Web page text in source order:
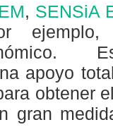
, SENSiA
ejemplo,
apoyo
obtener
gran